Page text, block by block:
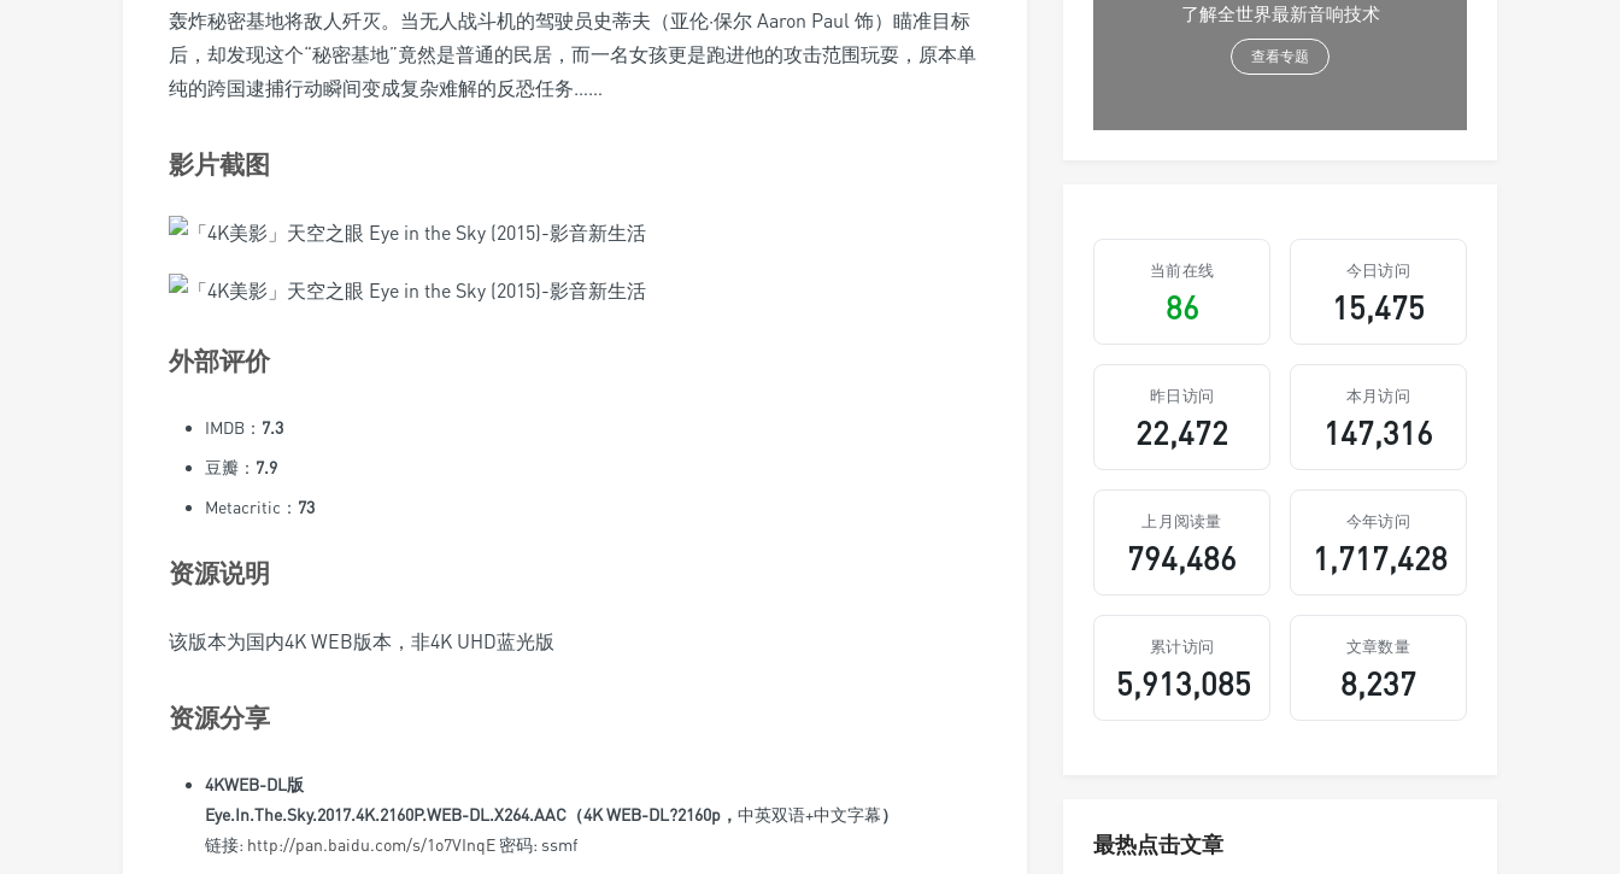
轰炸秘密基地将敌人歼灭。当无人战斗机的驾驶员史蒂夫（亚伦·保尔 Aaron Paul 饰）瞄准目标
后，却发现这个“秘密基地”竟然是普通的民居，而一名女孩更是跑进他的攻击范围玩耍，原本单
纯的跨国逮捕行动瞬间变成复杂难解的反恐任务……
影片截图
外部评价
IMDB： 7.3
豆瓣： 7.9
Metacritic： 73
资源说明
该版本为国内4K WEB版本，非4K UHD蓝光版
资源分享
4KWEB-DL版
Eye.In.The.Sky.2017.4K.2160P.WEB-DL.X264.AAC（4K WEB-DL?2160p， 中英双语+中文字幕）
链接: http://pan.baidu.com/s/1o7VInqE 密码: ssmf
了解全世界最新音响技术
查看专题
当前在线
86
今日访问
15,475
昨日访问
22,472
本月访问
147,316
上月阅读量
794,486
今年访问
1,717,428
累计访问
5,913,085
文章数量
8,237
最热点击文章